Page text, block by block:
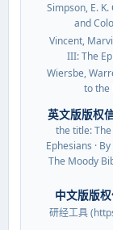
Simpson, E.
and
Vincent,
III: The
Wiersbe,
to the
英文版版权信
the title:
Ephesians ·
The Moody
中文版版权
研经工具